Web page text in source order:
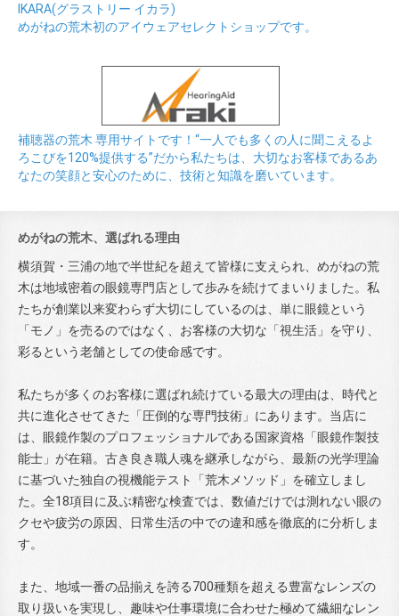
IKARA(グラストリー イカラ)
めがねの荒木初のアイウェアセレクトショップです。
補聴器の荒木 専用サイトです！“一人でも多くの人に聞こえるよ
ろこびを120%提供する”だから私たちは、大切なお客様であるあ
なたの笑顔と安心のために、技術と知識を磨いています。
めがねの荒木、選ばれる理由
横須賀・三浦の地で半世紀を超えて皆様に支えられ、めがねの荒
木は地域密着の眼鏡専門店として歩みを続けてまいりました。私
たちが創業以来変わらず大切にしているのは、単に眼鏡という
「モノ」を売るのではなく、お客様の大切な「視生活」を守り、
彩るという老舗としての使命感です。
私たちが多くのお客様に選ばれ続けている最大の理由は、時代と
共に進化させてきた「圧倒的な専門技術」にあります。当店に
は、眼鏡作製のプロフェッショナルである国家資格「眼鏡作製技
能士」が在籍。古き良き職人魂を継承しながら、最新の光学理論
に基づいた独自の視機能テスト「荒木メソッド」を確立しまし
た。全18項目に及ぶ精密な検査では、数値だけでは測れない眼の
クセや疲労の原因、日常生活の中での違和感を徹底的に分析しま
す。
また、地域一番の品揃えを誇る700種類を超える豊富なレンズの
取り扱いを実現し、趣味や仕事環境に合わせた極めて繊細なレン